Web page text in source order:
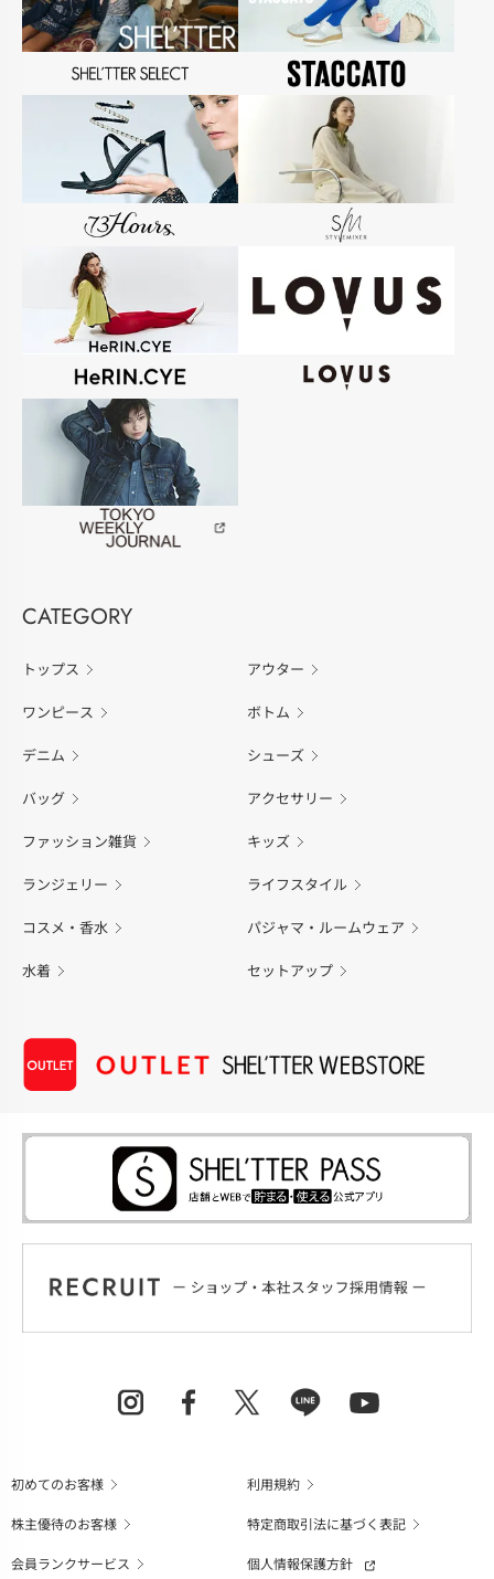
CATEGORY
トップス アウター
ワンピース ボトム
デニム シューズ
バッグ アクセサリー
ファッション雑貨 キッズ
ランジェリー ライフスタイル
コスメ・香水 パジャマ・ルームウェア
水着 セットアップ
初めてのお客様
利用規約
株主優待のお客様
特定商取引法に基づく表記
会員ランクサービス
個人情報保護方針